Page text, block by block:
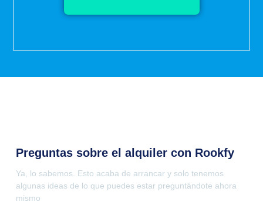
Preguntas sobre el alquiler con Rookfy
Ya, lo sabemos. Esto acaba de arrancar y solo tenemos
algunas ideas de lo que puedes estar preguntándote ahora
mismo